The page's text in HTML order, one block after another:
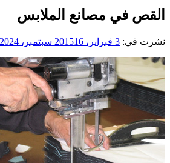
القص في مصانع الملابس
نشرت في: 3 فبراير، 2015 16 سبتمبر، 2024